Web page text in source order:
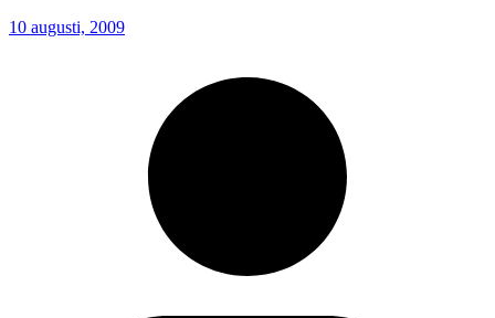
10 augusti, 2009